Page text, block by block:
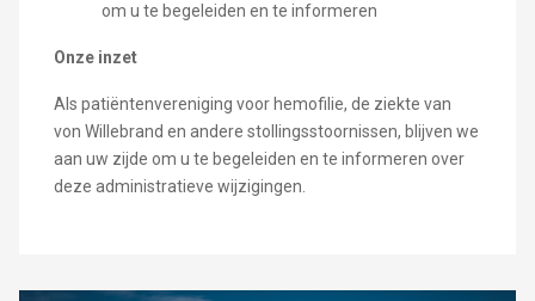
om u te begeleiden en te informeren
Onze inzet
Als patiëntenvereniging voor hemofilie, de ziekte van
von Willebrand en andere stollingsstoornissen, blijven we
aan uw zijde om u te begeleiden en te informeren over
deze administratieve wijzigingen.